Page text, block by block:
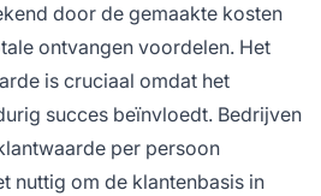
door de gemaakte kosten
ontvangen voordelen. Het
is cruciaal omdat het
succes beïnvloedt. Bedrijven
per persoon
nuttig om de klantenbasis in